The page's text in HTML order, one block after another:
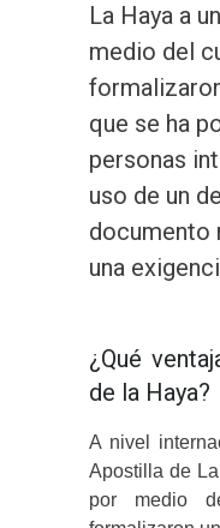
La Haya a
medio del
que se ha
personas
uso de un
documento
una
¿Qué
de la Haya?
A nivel
Apostilla de
por medio